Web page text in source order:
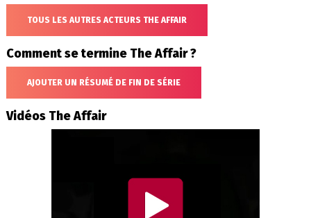
TOUS LES AUTRES ACTEURS THE AFFAIR
Comment se termine The Affair ?
AJOUTER UN RÉSUMÉ DE FIN DE SÉRIE
Vidéos The Affair